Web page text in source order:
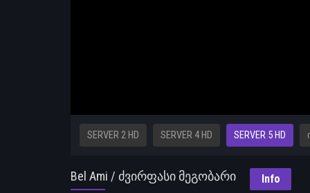
SERVER 2 HD SERVER 4 HD SERVER 5 HD
Bel Ami / ძვირფასი მეგობარი Info